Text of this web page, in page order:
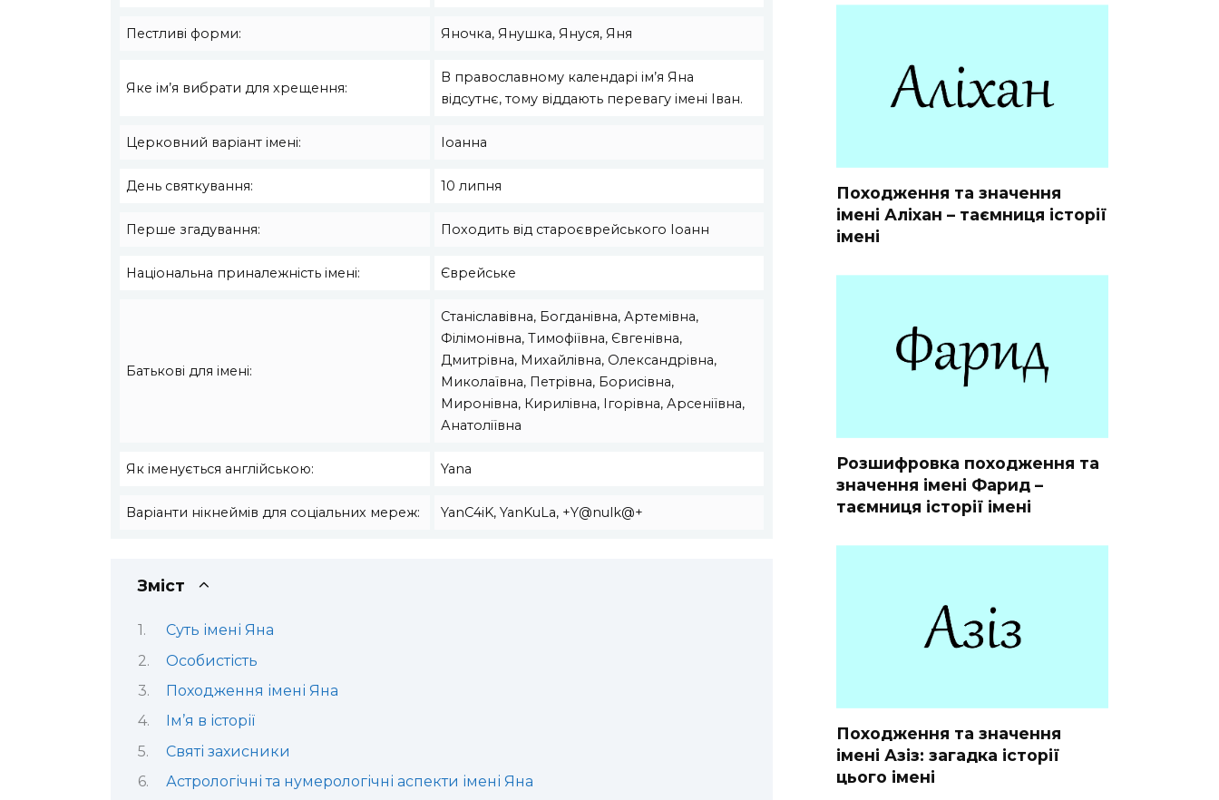
Пестливі форми: Яночка, Янушка, Януся, Яня
Яке ім’я вибрати для хрещення:
В православному календарі ім’я Яна
відсутнє, тому віддають перевагу імені Іван.
Церковний варіант імені: Іоанна
День святкування: 10 липня
Перше згадування: Походить від староєврейського Іоанн
Національна приналежність імені: Єврейське
Батькові для імені:
Станіславівна, Богданівна, Артемівна,
Філімонівна, Тимофіївна, Євгенівна,
Дмитрівна, Михайлівна, Олександрівна,
Миколаївна, Петрівна, Борисівна,
Миронівна, Кирилівна, Ігорівна, Арсеніївна,
Анатоліївна
Як іменується англійською: Yana
Варіанти нікнеймів для соціальних мереж: YanC4iK, YanKuLa, +Y@nulk@+
Зміст
Суть імені Яна
Особистість
Походження імені Яна
Ім’я в історії
Святі захисники
Астрологічні та нумерологічні аспекти імені Яна
Походження та значення
імені Аліхан – таємниця історії
імені
Розшифровка походження та
значення імені Фарид –
таємниця історії імені
Походження та значення
імені Азіз: загадка історії
цього імені